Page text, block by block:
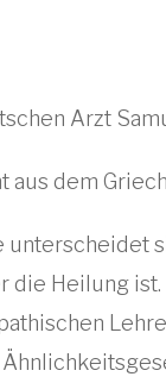
Arzt
aus dem
unterscheidet
die Heilung